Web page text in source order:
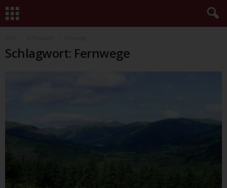
Schlagwort: Fernwege